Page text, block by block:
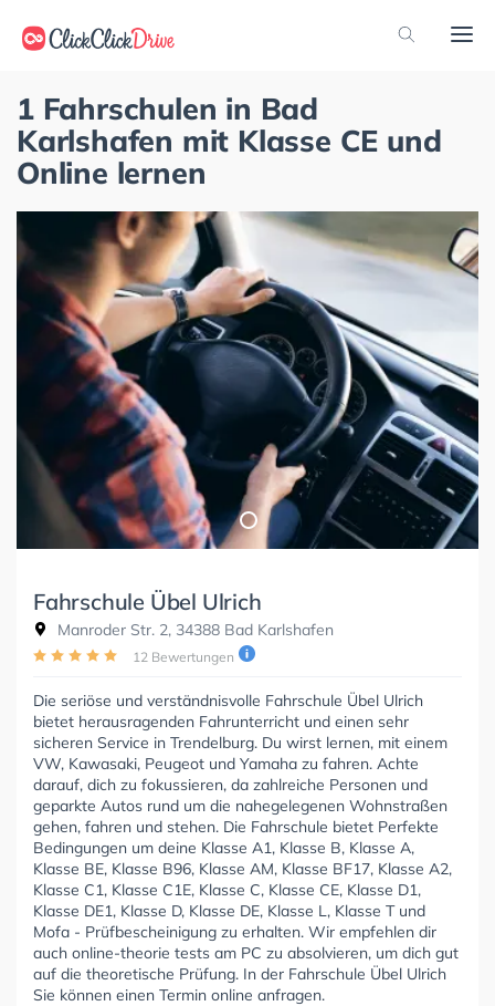
1 Fahrschulen in Bad
Karlshafen mit Klasse CE und
Online lernen
Fahrschule Übel Ulrich
Manroder Str. 2, 34388 Bad Karlshafen
12 Bewertungen
Die seriöse und verständnisvolle Fahrschule Übel Ulrich
bietet herausragenden Fahrunterricht und einen sehr
sicheren Service in Trendelburg. Du wirst lernen, mit einem
VW, Kawasaki, Peugeot und Yamaha zu fahren. Achte
darauf, dich zu fokussieren, da zahlreiche Personen und
geparkte Autos rund um die nahegelegenen Wohnstraßen
gehen, fahren und stehen. Die Fahrschule bietet Perfekte
Bedingungen um deine Klasse A1, Klasse B, Klasse A,
Klasse BE, Klasse B96, Klasse AM, Klasse BF17, Klasse A2,
Klasse C1, Klasse C1E, Klasse C, Klasse CE, Klasse D1,
Klasse DE1, Klasse D, Klasse DE, Klasse L, Klasse T und
Mofa - Prüfbescheinigung zu erhalten. Wir empfehlen dir
auch online-theorie tests am PC zu absolvieren, um dich gut
auf die theoretische Prüfung. In der Fahrschule Übel Ulrich
Sie können einen Termin online anfragen.